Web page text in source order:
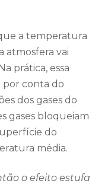
a temperatura
atmosfera vai
prática, essa
conta do
dos gases do
gases bloqueiam
do
média.
o efeito estufa